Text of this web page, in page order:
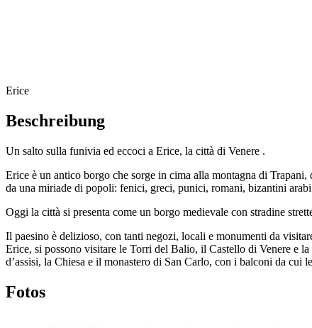
Erice
Beschreibung
Un salto sulla funivia ed eccoci a Erice, la città di Venere .
Erice è un antico borgo che sorge in cima alla montagna di
da una miriade di popoli: fenici, greci, punici, romani, bizantini
Oggi la città si presenta come un borgo medievale con stradine
Il paesino è delizioso, con tanti negozi, locali e monumenti da
Erice, si possono visitare le Torri del Balio, il Castello di Venere e
d’assisi, la Chiesa e il monastero di San Carlo, con i balconi da cui
Fotos